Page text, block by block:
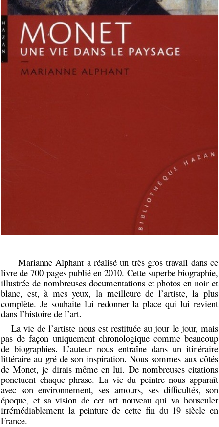
Marianne Alphant a réalisé un très gros travail dans ce
livre de 700 pages publié en 2010. Cette superbe biographie,
illustrée de nombreuses documentations et photos en noir et
blanc, est, à mes yeux, la meilleure de l’artiste, la plus
complète. Je souhaite lui redonner la place qui lui revient
dans l’histoire de l’art.
La vie de l’artiste nous est restituée au jour le jour, mais
pas de façon uniquement chronologique comme beaucoup
de biographies. L’auteur nous entraîne dans un itinéraire
littéraire au gré de son inspiration. Nous sommes aux côtés
de Monet, je dirais même en lui. De nombreuses citations
ponctuent chaque phrase. La vie du peintre nous apparaît
avec son environnement, ses amours, ses difficultés, son
époque, et sa vision de cet art nouveau qui va bousculer
irrémédiablement la peinture de cette fin du 19 siècle en
France.